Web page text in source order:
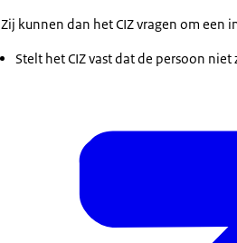
Zij kunnen dan het CIZ vragen om een
Stelt het CIZ vast dat de persoon